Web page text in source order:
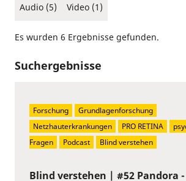
Audio (5) Video (1)
Es wurden 6 Ergebnisse gefunden.
Suchergebnisse
Blind verstehen | #52 Pandora -
Forschung
Grundlagenforschung
Netzhauterkrankungen
PRO RETINA
Fragen
Podcast Blind verstehen